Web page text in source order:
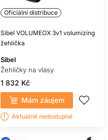
Oficiální distribuce
Sibel VOLUMEOX 3v1 volumizing
žehlička
Sibel
Žehličky na vlasy
1 832 Kč
Mám záujem
Aktuálně nedostupné